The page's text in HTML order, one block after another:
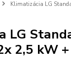
Klimatizácia LG
LG
2,5 kW +